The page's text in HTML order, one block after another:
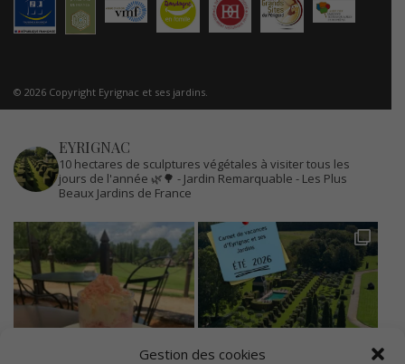
Gestion des cookies
© 2026 Copyright Eyrignac et ses jardins.
EYRIGNAC
10 hectares de sculptures végétales à visiter tous les
jours de l'année 🌿🌳 - Jardin Remarquable - Les Plus
Beaux Jardins de France